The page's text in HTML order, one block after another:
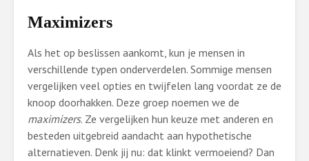
Maximizers
Als het op beslissen aankomt, kun je mensen in
verschillende typen onderverdelen. Sommige mensen
vergelijken veel opties en twijfelen lang voordat ze de
knoop doorhakken. Deze groep noemen we de
maximizers. Ze vergelijken hun keuze met anderen en
besteden uitgebreid aandacht aan hypothetische
alternatieven. Denk jij nu: dat klinkt vermoeiend? Dan